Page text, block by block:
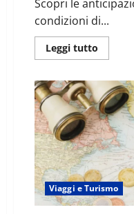
Scopri le
condizioni di...
Leggi tutto
Viaggi e Turismo